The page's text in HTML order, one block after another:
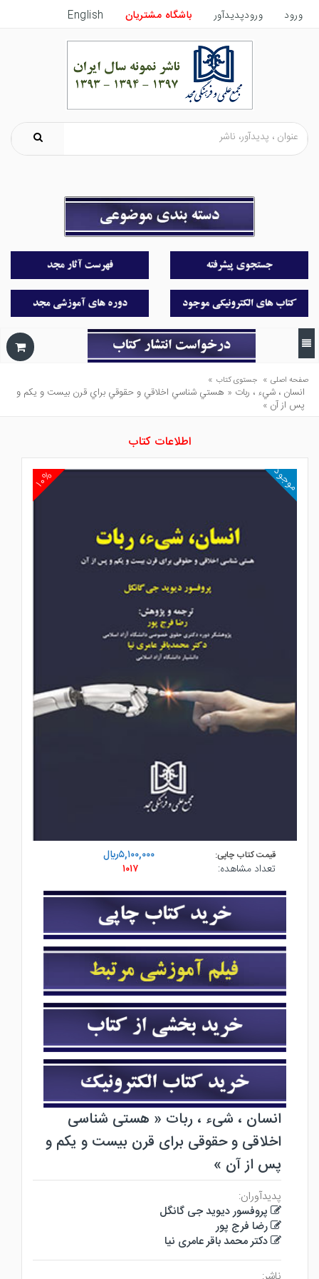
ورود ورودپدیدآور باشگاه مشتریان English
صفحه اصلی » جستوی کتاب »
انسان ، شيء ، ربات « هستي شناسي اخلاقي و حقوقي براي قرن بيست و يكم و
پس از آن »
اطلاعات کتاب
۱۰% موجود
قیمت کتاب چاپی:
۵,۱۰۰,۰۰۰ريال
تعداد مشاهده:
۱۰۱۷
انسان ، شیء ، ربات « هستی شناسی
اخلاقی و حقوقی برای قرن بیست و یکم و
پس از آن »
پدیدآوران:
پروفسور دیوید جی گانگل
رضا فرج پور
دکتر محمد باقر عامری نیا